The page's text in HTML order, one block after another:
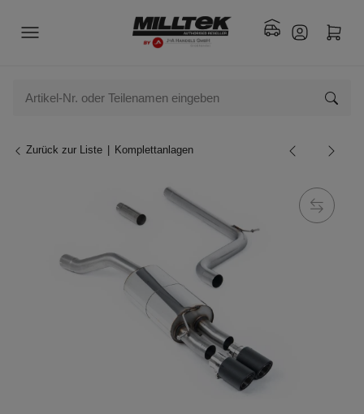
Zurück zur Liste Komplettanlagen